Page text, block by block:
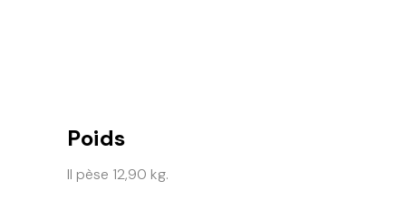
Poids
Il pèse 12,90 kg.